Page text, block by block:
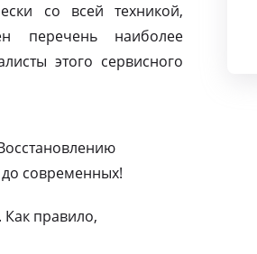
со всей техникой,
перечень наиболее
этого сервисного
современных!
правило,